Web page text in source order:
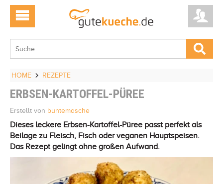
HOME REZEPTE
ERBSEN-KARTOFFEL-PÜREE
Erstellt von buntemasche
Dieses leckere Erbsen-Kartoffel-Püree passt perfekt als
Beilage zu Fleisch, Fisch oder veganen Hauptspeisen.
Das Rezept gelingt ohne großen Aufwand.